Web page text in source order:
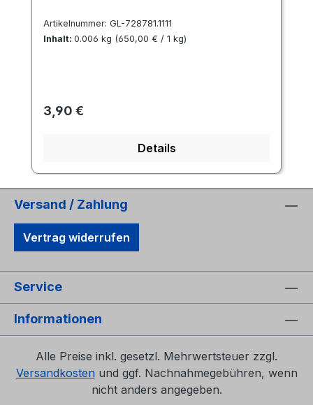
Artikelnummer: GL-728781.1111
Inhalt: 0.006 kg (650,00 € / 1 kg)
Regulärer Preis:
3,90 €
Details
Versand / Zahlung
Vertrag widerrufen
Service
Informationen
Alle Preise inkl. gesetzl. Mehrwertsteuer zzgl.
Versandkosten und ggf. Nachnahmegebühren, wenn
nicht anders angegeben.